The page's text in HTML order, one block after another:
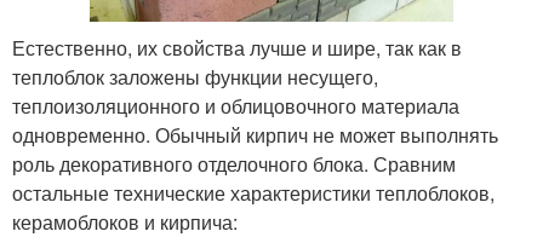
Естественно, их свойства лучше и шире, так как в
теплоблок заложены функции несущего,
теплоизоляционного и облицовочного материала
одновременно. Обычный кирпич не может выполнять
роль декоративного отделочного блока. Сравним
остальные технические характеристики теплоблоков,
керамоблоков и кирпича: